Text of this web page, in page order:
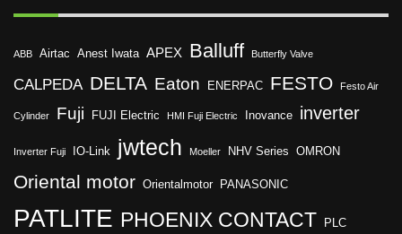
ABB Airtac Anest Iwata APEX Balluff Butterfly Valve
CALPEDA DELTA Eaton ENERPAC FESTO Festo Air
Cylinder Fuji FUJI Electric HMI Fuji Electric Inovance inverter
Inverter Fuji IO-Link jwtech Moeller NHV Series OMRON
Oriental motor Orientalmotor PANASONIC
PATLITE PHOENIX CONTACT PLC